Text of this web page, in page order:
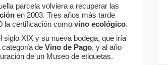
parcela volviera a recuperar las
en 2003. Tres años más tarde
la certificación como vino ecológico.
siglo XIX y su nueva bodega, que iría
categoría de Vino de Pago, y al año
de un Museo de etiquetas.